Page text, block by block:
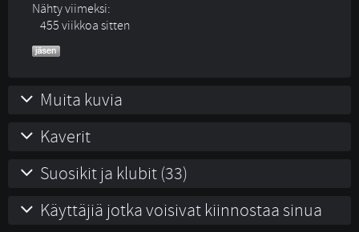
Nähty viimeksi:
455 viikkoa sitten
Muita kuvia
Kaverit
Suosikit ja klubit (33)
Käyttäjiä jotka voisivat kiinnostaa sinua